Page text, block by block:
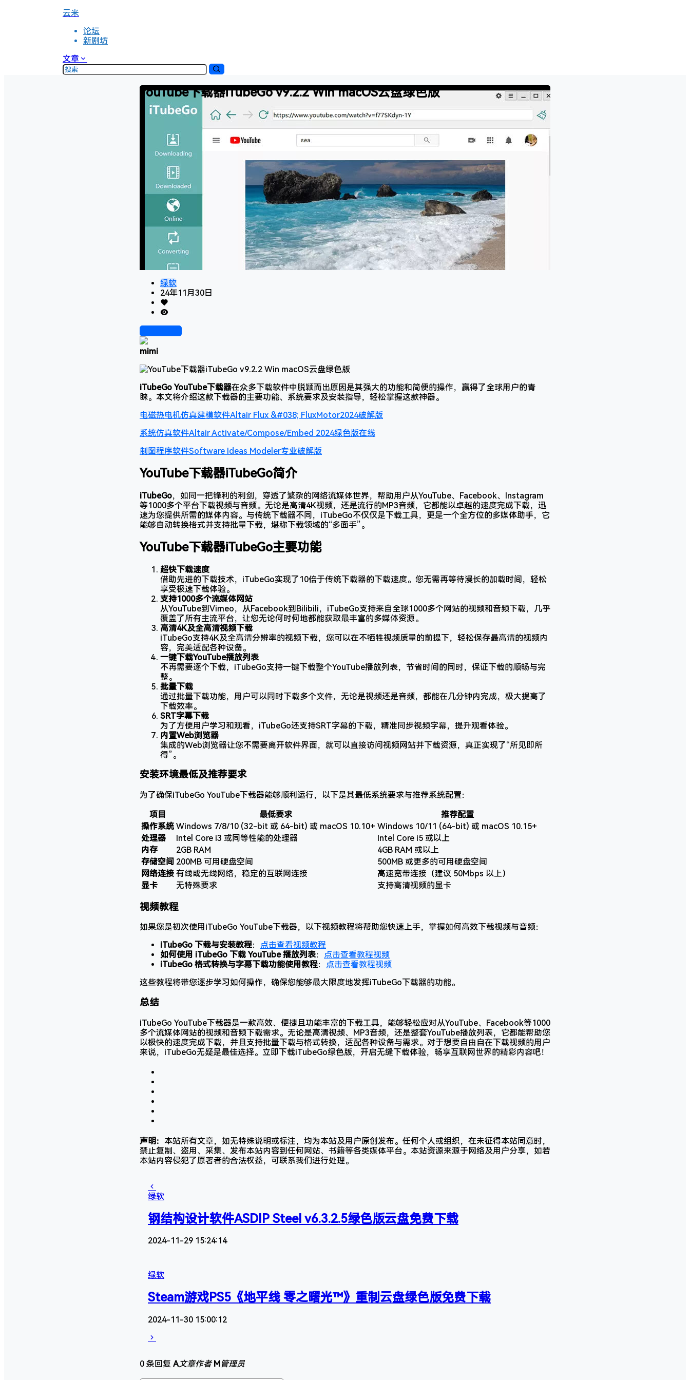
云米
论坛
新剧坊
文章
YouTube下载器iTubeGo v9.2.2 Win macOS云盘绿色版
绿软
24年11月30日
mimi
iTubeGo YouTube下载器在众多下载软件中脱颖而出原因是其强大的功能和简便的操作，赢得了全球用户的青
睐。本文将介绍这款下载器的主要功能、系统要求及安装指导，轻松掌握这款神器。
电磁热电机仿真建模软件Altair Flux &#038; FluxMotor2024破解版
系统仿真软件Altair Activate/Compose/Embed 2024绿色版在线
制图程序软件Software Ideas Modeler专业破解版
YouTube下载器iTubeGo简介
iTubeGo，如同一把锋利的利剑，穿透了繁杂的网络流媒体世界，帮助用户从YouTube、Facebook、Instagram
等1000多个平台下载视频与音频。无论是高清4K视频，还是流行的MP3音频，它都能以卓越的速度完成下载，迅
速为您提供所需的媒体内容。与传统下载器不同，iTubeGo不仅仅是下载工具，更是一个全方位的多媒体助手，它
能够自动转换格式并支持批量下载，堪称下载领域的“多面手”。
YouTube下载器iTubeGo主要功能
超快下载速度
借助先进的下载技术，iTubeGo实现了10倍于传统下载器的下载速度。您无需再等待漫长的加载时间，轻松
享受极速下载体验。
支持1000多个流媒体网站
从YouTube到Vimeo，从Facebook到Bilibili，iTubeGo支持来自全球1000多个网站的视频和音频下载，几乎
覆盖了所有主流平台，让您无论何时何地都能获取最丰富的多媒体资源。
高清4K及全高清视频下载
iTubeGo支持4K及全高清分辨率的视频下载，您可以在不牺牲视频质量的前提下，轻松保存最高清的视频内
容，完美适配各种设备。
一键下载YouTube播放列表
不再需要逐个下载，iTubeGo支持一键下载整个YouTube播放列表，节省时间的同时，保证下载的顺畅与完
整。
批量下载
通过批量下载功能，用户可以同时下载多个文件，无论是视频还是音频，都能在几分钟内完成，极大提高了
下载效率。
SRT字幕下载
为了方便用户学习和观看，iTubeGo还支持SRT字幕的下载，精准同步视频字幕，提升观看体验。
内置Web浏览器
集成的Web浏览器让您不需要离开软件界面，就可以直接访问视频网站并下载资源，真正实现了“所见即所
得”。
安装环境最低及推荐要求
为了确保iTubeGo YouTube下载器能够顺利运行，以下是其最低系统要求与推荐系统配置：
项目
最低要求
推荐配置
操作系统 Windows 7/8/10 (32-bit 或 64-bit) 或 macOS 10.10+ Windows 10/11 (64-bit) 或 macOS 10.15+
处理器
Intel Core i3 或同等性能的处理器
Intel Core i5 或以上
内存
2GB RAM
4GB RAM 或以上
存储空间 200MB 可用硬盘空间
500MB 或更多的可用硬盘空间
网络连接 有线或无线网络，稳定的互联网连接
高速宽带连接（建议 50Mbps 以上）
显卡
无特殊要求 支持高清视频的显卡
视频教程
如果您是初次使用iTubeGo YouTube下载器，以下视频教程将帮助您快速上手，掌握如何高效下载视频与音频：
iTubeGo 下载与安装教程： 点击查看视频教程
如何使用 iTubeGo 下载 YouTube 播放列表： 点击查看教程视频
iTubeGo 格式转换与字幕下载功能使用教程： 点击查看教程视频
这些教程将带您逐步学习如何操作，确保您能够最大限度地发挥iTubeGo下载器的功能。
总结
iTubeGo YouTube下载器是一款高效、便捷且功能丰富的下载工具，能够轻松应对从YouTube、Facebook等1000
多个流媒体网站的视频和音频下载需求。无论是高清视频、MP3音频，还是整套YouTube播放列表，它都能帮助您
以极快的速度完成下载，并且支持批量下载与格式转换，适配各种设备与需求。对于想要自由自在下载视频的用户
来说，iTubeGo无疑是最佳选择。立即下载iTubeGo绿色版，开启无缝下载体验，畅享互联网世界的精彩内容吧！
声明： 本站所有文章，如无特殊说明或标注，均为本站及用户原创发布。任何个人或组织，在未征得本站同意时，
禁止复制、盗用、采集、发布本站内容到任何网站、书籍等各类媒体平台。本站资源来源于网络及用户分享，如若
本站内容侵犯了原著者的合法权益，可联系我们进行处理。
绿软
钢结构设计软件ASDIP Steel v6.3.2.5绿色版云盘免费下载
2024-11-29 15:24:14
绿软
Steam游戏PS5《地平线 零之曙光™》重制云盘绿色版免费下载
2024-11-30 15:00:12
0 条回复 A文章作者 M 管理员